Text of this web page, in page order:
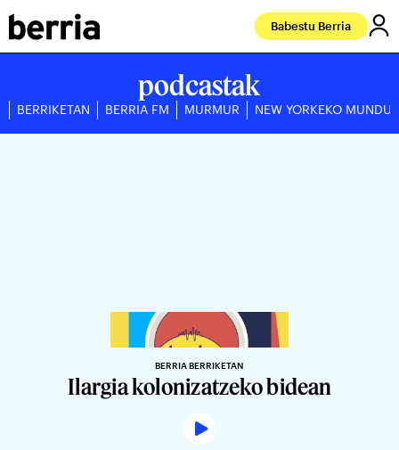
Babestu Berria
podcastak
BERRIKETAN BERRIA FM MURMUR NEW YORKEKO
BERRIA BERRIKETAN
Ilargia kolonizatzeko bidean